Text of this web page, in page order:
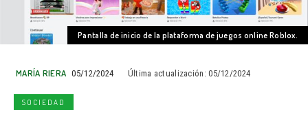
Pantalla de inicio de la plataforma de juegos online Roblox.
MARÍA RIERA 05/12/2024 Última actualización: 05/12/2024
SOCIEDAD